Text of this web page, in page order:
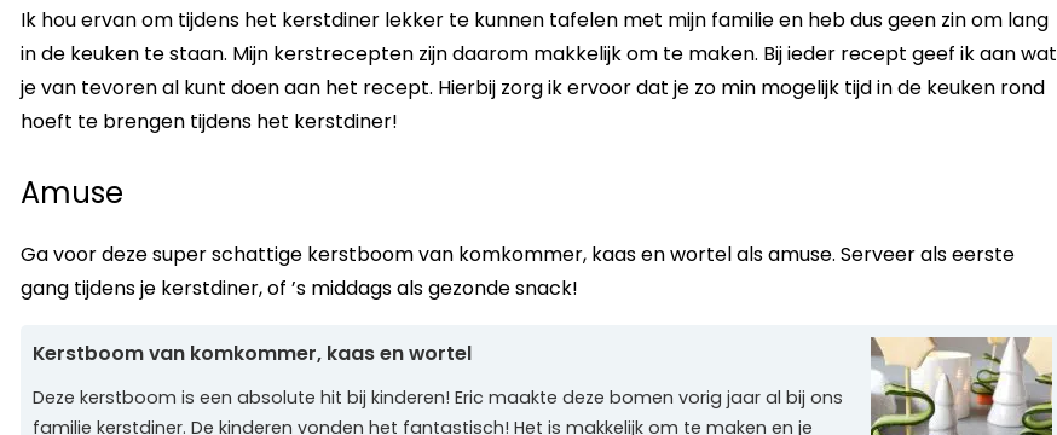
Ik hou ervan om tijdens het kerstdiner lekker te kunnen tafelen met mijn familie en heb dus geen zin om lang
in de keuken te staan. Mijn kerstrecepten zijn daarom makkelijk om te maken. Bij ieder recept geef ik aan wat
je van tevoren al kunt doen aan het recept. Hierbij zorg ik ervoor dat je zo min mogelijk tijd in de keuken rond
hoeft te brengen tijdens het kerstdiner!
Amuse
Ga voor deze super schattige kerstboom van komkommer, kaas en wortel als amuse. Serveer als eerste
gang tijdens je kerstdiner, of ’s middags als gezonde snack!
Kerstboom van komkommer, kaas en wortel
Deze kerstboom is een absolute hit bij kinderen! Eric maakte deze bomen vorig jaar al bij ons
familie kerstdiner. De kinderen vonden het fantastisch! Het is makkelijk om te maken en je